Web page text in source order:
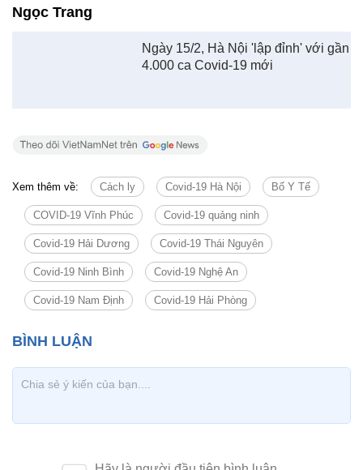
Bộ tiếp tục chỉ đạo các địa phương tăng cường
giám sát, phát hiện sớm các trường hợp nghi ngờ
nhiễm Covid-19 tại cộng đồng, các trường hợp có
tránh lây nhiễm chéo trong cách ly, khu phong tỏa.
Ngọc Trang
Ngày 15/2, Hà Nội 'lập đỉnh' với gần
4.000 ca Covid-19 mới
COVID-19 Vĩnh Phúc
Covid-19 Hải Dương Covid-19 Thái Nguyên